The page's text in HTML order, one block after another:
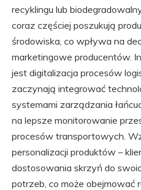
recyklingu lub
coraz częściej poszukują
środowiska, co wpływa na
marketingowe producentów.
jest digitalizacja procesów
zaczynają integrować
systemami zarządzania
na lepsze monitorowanie
procesów transportowych.
personalizacji produktów –
dostosowania skrzyń do
potrzeb, co może obejmować